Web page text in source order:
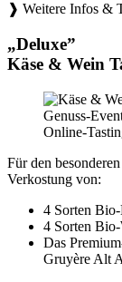
❱ Weitere Infos &
„Deluxe”
Käse & Wein
Genuss-
Online-
Für den
Verkostung von:
4 Sorten
4 Sorten
Das
Gruyère Alt